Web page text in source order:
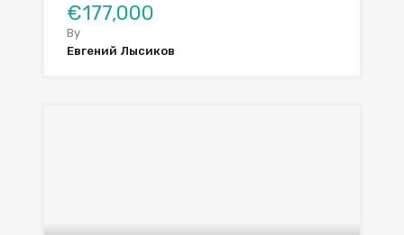
€177,000
By
Евгений Лысиков